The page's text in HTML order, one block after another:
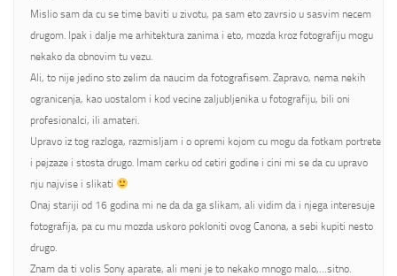
Mislio sam da cu se time baviti u zivotu, pa sam eto zavrsio u sasvim necem
drugom. Ipak i dalje me arhitektura zanima i eto, mozda kroz fotografiju mogu
nekako da obnovim tu vezu.
Ali, to nije jedino sto zelim da naucim da fotografisem. Zapravo, nema nekih
ogranicenja, kao uostalom i kod vecine zaljubljenika u fotografiju, bili oni
profesionalci, ili amateri.
Upravo iz tog razloga, razmisljam i o opremi kojom cu mogu da fotkam portrete
i pejzaze i stosta drugo. Imam cerku od cetiri godine i cini mi se da cu upravo
nju najvise i slikati
Onaj stariji od 16 godina mi ne da da ga slikam, ali vidim da i njega interesuje
fotografija, pa cu mu mozda uskoro pokloniti ovog Canona, a sebi kupiti nesto
drugo.
Znam da ti volis Sony aparate, ali meni je to nekako mnogo malo,…sitno.